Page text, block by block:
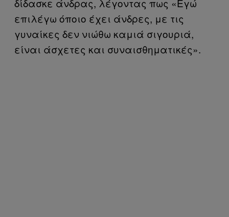
επιλέγω όποιο έχει άνδρες, με τις
γυναίκες δεν νιώθω καμιά σιγουριά,
είναι άσχετες και συναισθηματικές».